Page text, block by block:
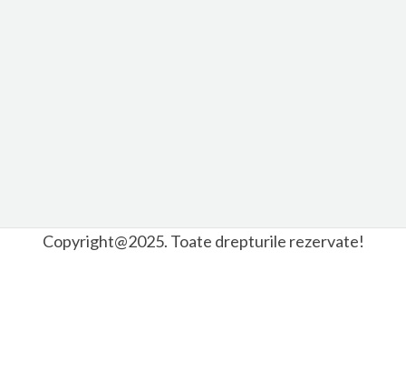
Copyright@2025. Toate drepturile rezervate!